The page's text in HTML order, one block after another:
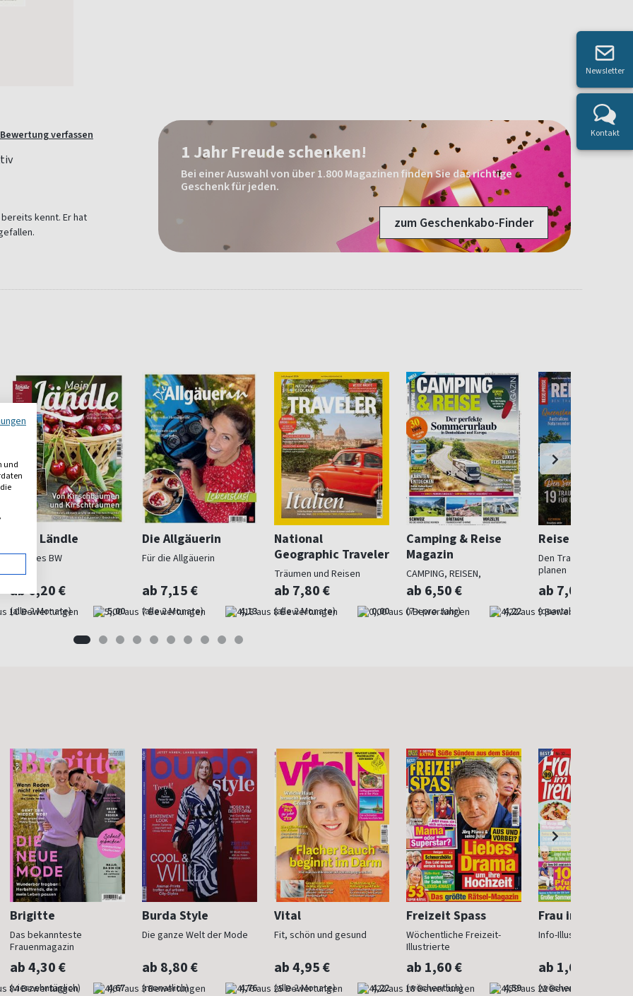
Bewertung verfassen
kennt. Er hat
1 Jahr Freude schenken!
Bei einer Auswahl von über 1.800 Magazinen finden Sie das richtige
Geschenk für jeden.
zum Geschenkabo-Finder
Mein Ländle
Schönes BW
ab 6,20 €
(alle 2 Monate) 5,00
Die Allgäuerin
Für die Allgäuerin
ab 7,15 €
(alle 2 Monate) 4,13
National
Geographic Traveler
Träumen und Reisen
ab 7,80 €
(alle 2 Monate) 0,00
Camping & Reise
Magazin
CAMPING, REISEN,
OUTDOOR
ab 6,50 €
(7 x pro Jahr) 4,22
Reise und Preise
Den Traumurlaub
planen
ab 7,00 €
(quartalsweise)
Brigitte
Das bekannteste
Frauenmagazin
ab 4,30 €
(vierzehntäglich) 4,67
Burda Style
Die ganze Welt der Mode
ab 8,80 €
(monatlich) 4,76
Vital
Fit, schön und gesund
ab 4,95 €
(alle 2 Monate) 4,22
Freizeit Spass
Wöchentliche Freizeit-
Illustrierte
ab 1,60 €
(wöchentlich) 4,59
Frau im Trend
Info-Illustrierte für
ab 1,60 €
(wöchentlich)
Newsletter
Kontakt
und